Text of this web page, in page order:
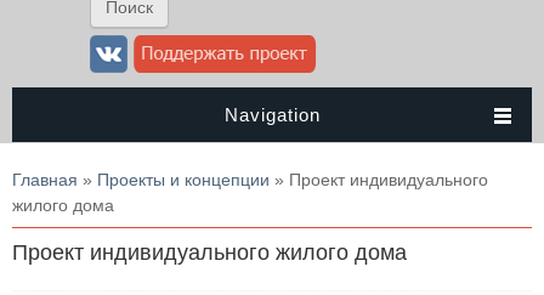
Navigation
Вы здесь
Главная » Проекты и концепции » Проект индивидуального
жилого дома
Проект индивидуального жилого дома